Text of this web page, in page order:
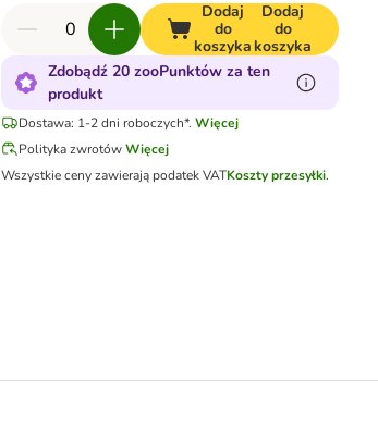
Dodaj
do
koszyka
Dodaj
do
koszyka
Zdobądź 20 zooPunktów za ten
produkt
Dostawa: 1-2 dni roboczych*. Więcej
Polityka zwrotówWięcej
Wszystkie ceny zawierają podatek VATKoszty przesyłki.